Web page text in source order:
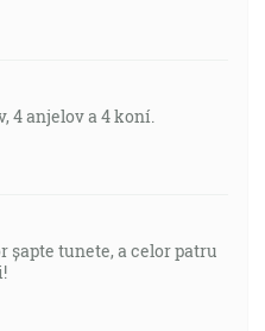
4 anjelov a 4 koní.
șapte tunete, a celor patru